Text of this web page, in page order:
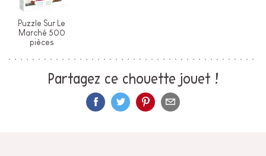
Puzzle Sur Le
Marché 500
pièces
Partagez ce chouette jouet !